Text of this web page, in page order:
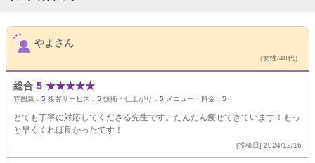
サロンPick Up
やよさん
（女性/40代）
総合 5 ★★★★★
雰囲気： 5 接客サービス： 5 技術・仕上がり： 5 メニュー・料金： 5
とても丁寧に対応してくださる先生です。だんだん痩せてきています！もっ
と早くくれば良かったです！
[投稿日] 2024/12/16